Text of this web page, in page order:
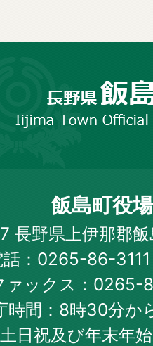
飯島町役場
長野県上伊那郡
話：0265-86-
ァックス：0265-
時間：8時30分か
土日祝及び年末年